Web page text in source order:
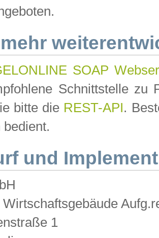
SOAP
Schnittstelle zu
bitte die REST-API.
und
Wirtschaftsgebäude
1